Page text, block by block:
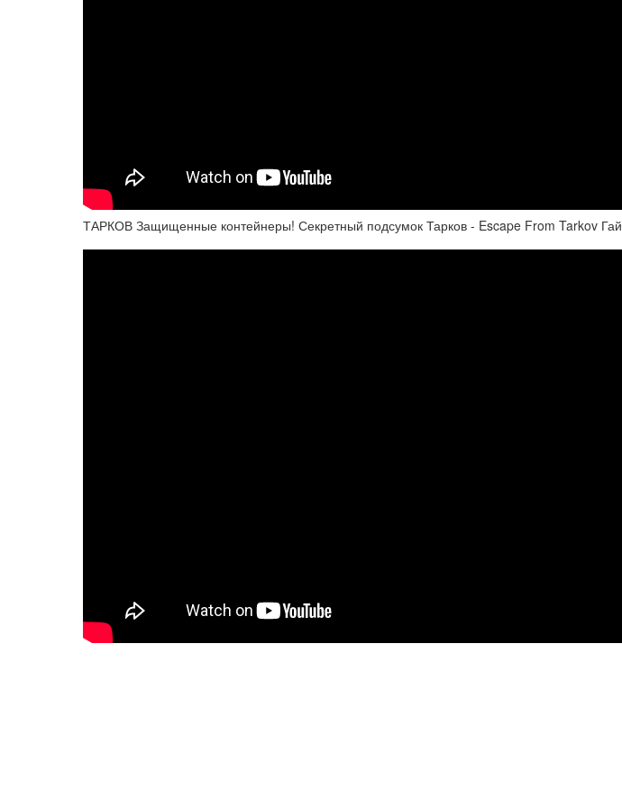
ТАРКОВ Защищенные контейнеры! Секретный подсумок Тарков - Escape From Tarkov